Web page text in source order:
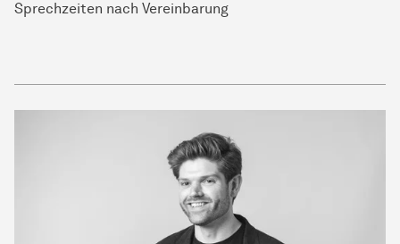
Sprechzeiten nach Vereinbarung